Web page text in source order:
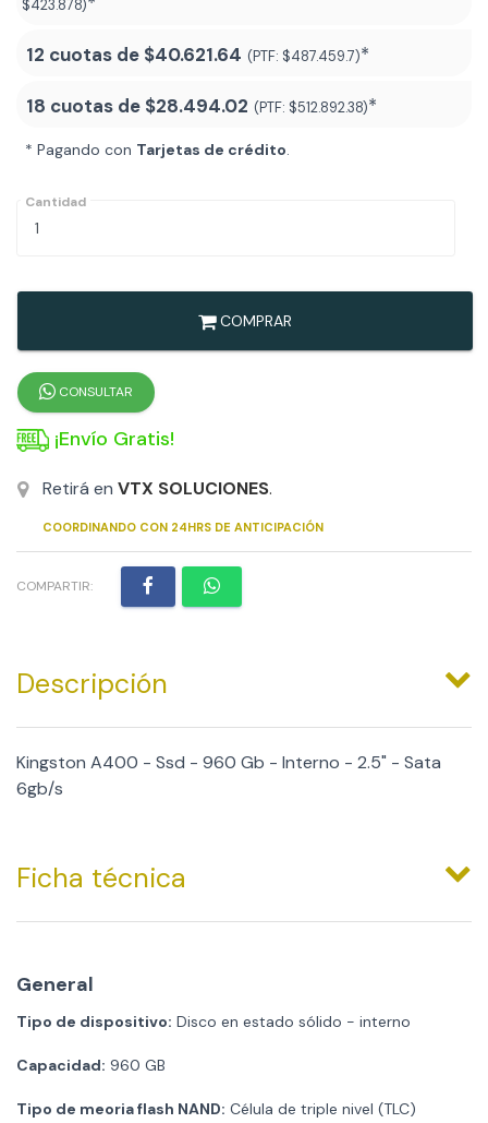
$423.878)
12 cuotas de $40.621.64 (PTF: $487.459.7)*
18 cuotas de $28.494.02 (PTF: $512.892.38)*
* Pagando con Tarjetas de crédito
Cantidad
COMPRAR
CONSULTAR
¡Envío Gratis!
Retirá en VTX SOLUCIONES.
COORDINANDO CON 24HRS DE ANTICIPACIÓN
COMPARTIR:
Descripción
Kingston A400 - Ssd - 960 Gb - Interno - 2.5" - Sata
6gb/s
Ficha técnica
General
Tipo de dispositivo: Disco en estado sólido - interno
Capacidad: 960 GB
Tipo de meoria flash NAND: Célula de triple nivel (TLC)